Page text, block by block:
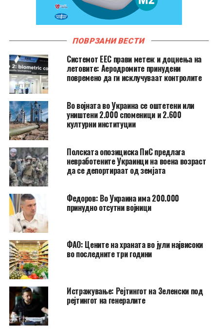
ПОВРЗАНИ ВЕСТИ
Системот ЕЕС прави метеж и доцнења на
летовите: Аеродромите принудени
повремено да ги исклучуваат контролите
Во војната во Украина се оштетени или
уништени 2.000 споменици и 2.600
културни институции
Полската опозициска ПиС предлага
невработените Украинци на воена возраст
да се депортираат од земјата
Федоров: Во Украина има 200.000
принудно отсутни војници
ФАО: Цените на храната во јули највисоки
во последните три години
Истражување: Рејтингот на Зеленски под
рејтингот на генералите